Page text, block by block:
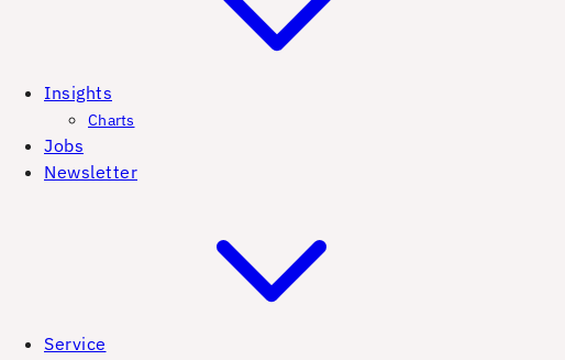
Insights
Charts
Jobs
Newsletter
Service